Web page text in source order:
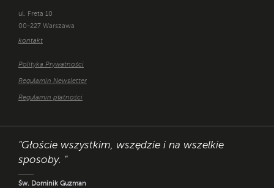
ul. Freta 10
00-227 Warszawa
kontakt
Polityka Prywatności
Regulamin Newsletter
Regulamin płatności
"Głoście wszystkim, wszędzie i na wszelkie
sposoby. "
Św. Dominik Guzman